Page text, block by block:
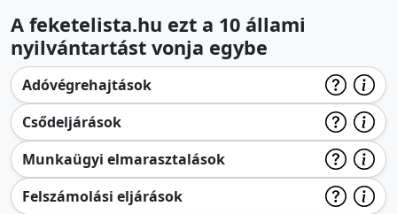
A feketelista.hu ezt a 10 állami
nyilvántartást vonja egybe
Adóvégrehajtások
Csődeljárások
Munkaügyi elmarasztalások
Felszámolási eljárások